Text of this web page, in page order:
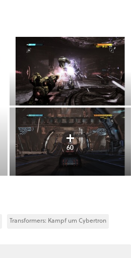
60
Transformers: Kampf um Cybertron